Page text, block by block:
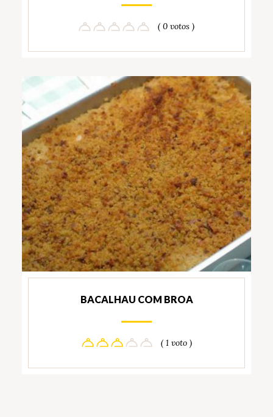
( 0 votos )
BACALHAU COM BROA
( 1 voto )